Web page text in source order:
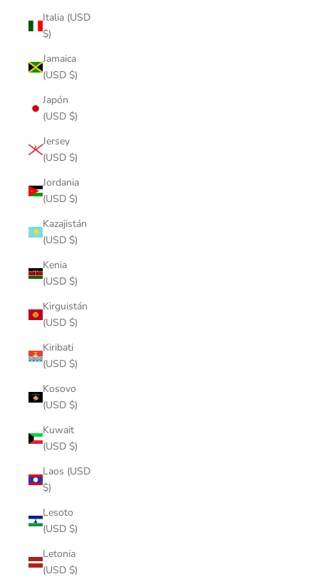
Italia (USD
$)
Jamaica
(USD $)
Japón
(USD $)
Jersey
(USD $)
Jordania
(USD $)
Kazajistán
(USD $)
Kenia
(USD $)
Kirguistán
(USD $)
Kiribati
(USD $)
Kosovo
(USD $)
Kuwait
(USD $)
Laos (USD
$)
Lesoto
(USD $)
Letonia
(USD $)